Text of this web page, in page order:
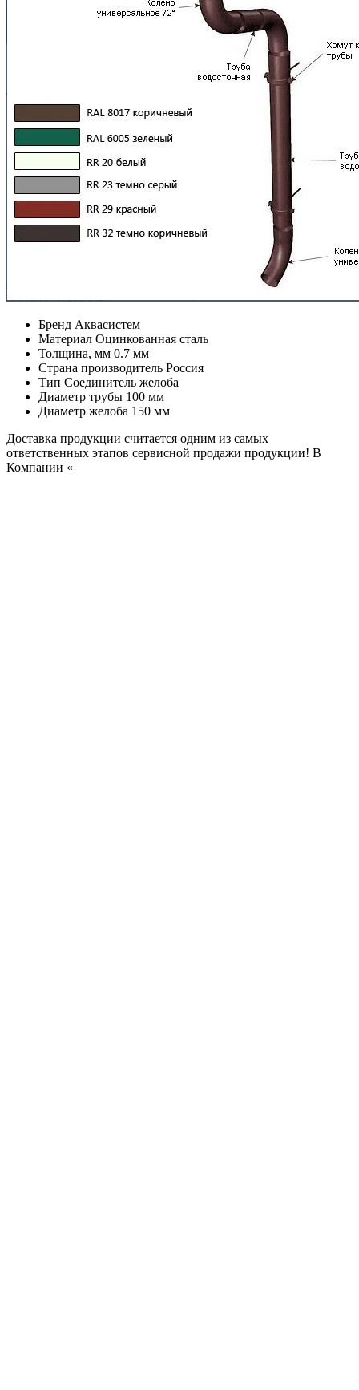
Бренд Аквасистем
Материал Оцинкованная сталь
Толщина, мм 0.7 мм
Страна производитель Россия
Тип Соединитель желоба
Диаметр трубы 100 мм
Диаметр желоба 150 мм
Доставка продукции считается одним из самых
ответственных этапов сервисной продажи продукции! В
Компании «